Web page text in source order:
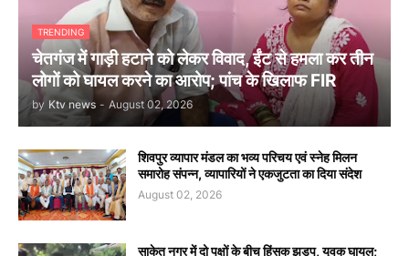
TRENDING
चेतगंज में गाड़ी हटाने को लेकर विवाद, ईंट से हमला कर तीन
लोगों को घायल करने का आरोप; पांच के खिलाफ FIR
by Ktv news - August 02, 2026
शिवपुर व्यापार मंडल का भव्य परिचय एवं स्नेह मिलन
समारोह संपन्न, व्यापारियों ने एकजुटता का दिया संदेश
August 02, 2026
साकेत नगर में दो पक्षों के बीच हिंसक झड़प, युवक घायल;